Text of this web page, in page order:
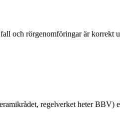
och rörgenomföringar är
regelverket heter BBV)